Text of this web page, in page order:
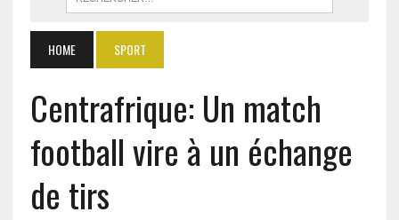
HOME SPORT
Centrafrique: Un match
football vire à un échange
de tirs